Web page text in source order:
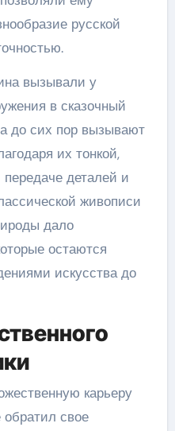
русской
вызывали у
в сказочный
до сих пор вызывают
их тонкой,
деталей и
живописи
дало
остаются
искусства до
карьеру
обратил свое